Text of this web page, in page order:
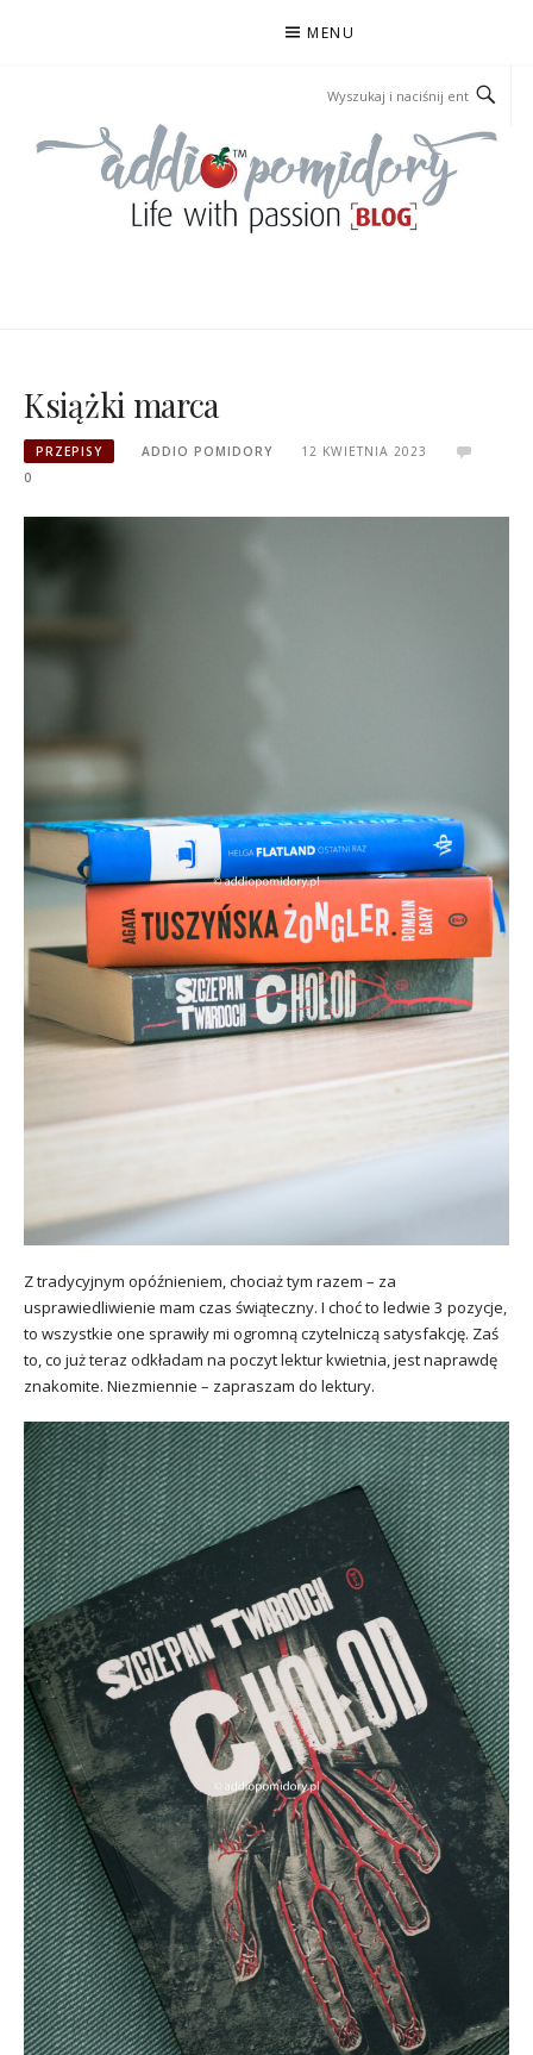
MENU
Książki marca
PRZEPISY ADDIO POMIDORY
12 KWIETNIA 2023
0
Z tradycyjnym opóźnieniem, chociaż tym razem – za
usprawiedliwienie mam czas świąteczny. I choć to ledwie 3 pozycje,
to wszystkie one sprawiły mi ogromną czytelniczą satysfakcję. Zaś
to, co już teraz odkładam na poczyt lektur kwietnia, jest naprawdę
znakomite. Niezmiennie – zapraszam do lektury.